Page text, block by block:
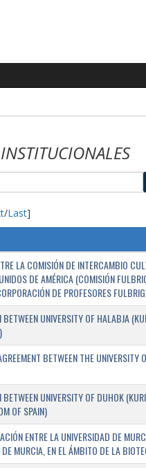
/Last]
LA COMISIÓN DE INTERCAMBIO
DE AMÉRICA (COMISIÓN
DE PROFESORES
UNIVERSITY OF HALABJA
BETWEEN THE UNIVERSITY
UNIVERSITY OF DUHOK
OF SPAIN)
ENTRE LA UNIVERSIDAD DE
MURCIA, EN EL ÁMBITO DE LA